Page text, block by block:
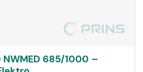
NWMED 685/1000 –